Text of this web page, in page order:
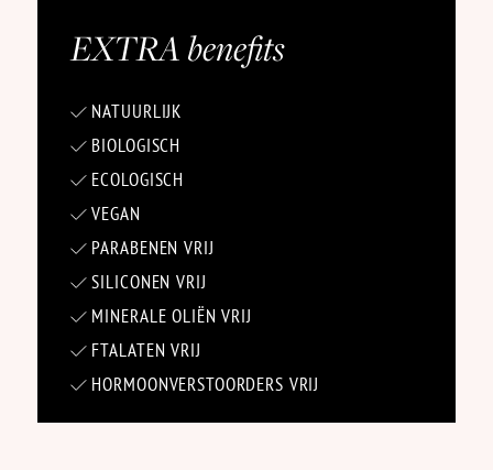
EXTRAbenefits
NATUURLIJK
BIOLOGISCH
ECOLOGISCH
VEGAN
PARABENEN VRIJ
SILICONEN VRIJ
MINERALE OLIËN VRIJ
FTALATEN VRIJ
HORMOONVERSTOORDERS VRIJ